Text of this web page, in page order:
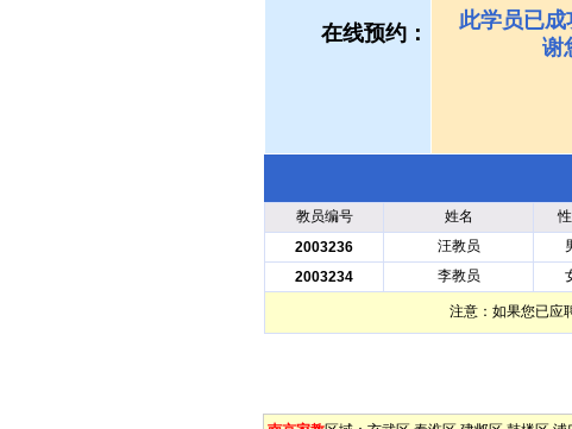
在线预约：
此学员已
谢
教员编号 姓名
2003236
汪教员
2003234
李教员
注意：如果您已应